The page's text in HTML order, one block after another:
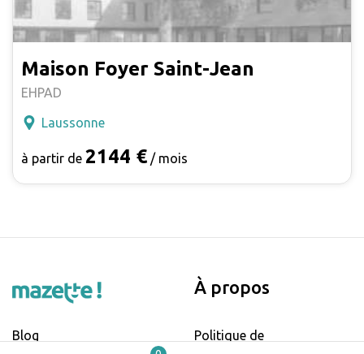
Maison Foyer Saint-Jean
EHPAD
Laussonne
à partir de 2144 € / mois
Blog
À propos
Politique de